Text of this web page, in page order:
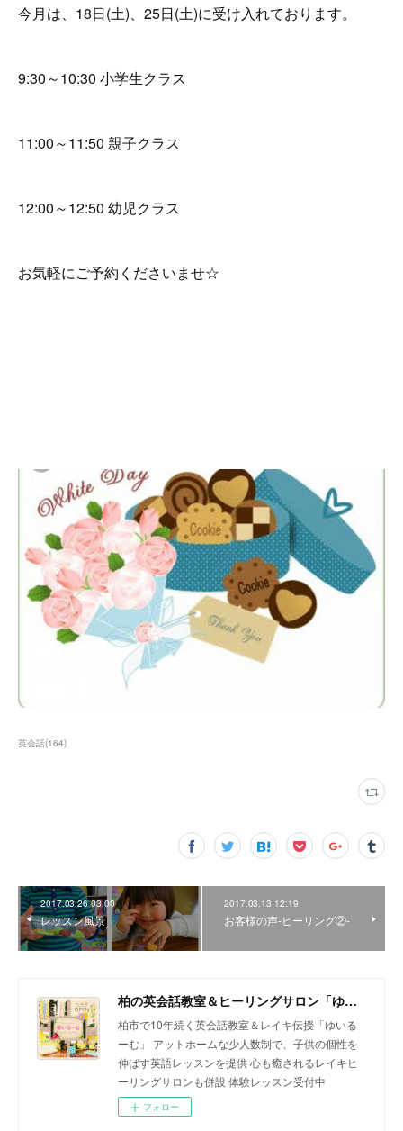
今月は、18日(土)、25日(土)に受け入れております。
9:30～10:30 小学生クラス
11:00～11:50 親子クラス
12:00～12:50 幼児クラス
お気軽にご予約くださいませ☆
英会話(164)
2017.03.26 03:00
レッスン風景
2017.03.13 12:19
お客様の声-ヒーリング②-
柏の英会話教室＆ヒーリングサロン「ゆいるーむ」
柏市で10年続く英会話教室＆レイキ伝授「ゆいる
ーむ」 アットホームな少人数制で、子供の個性を
伸ばす英語レッスンを提供 心も癒されるレイキヒ
ーリングサロンも併設 体験レッスン受付中
フォロー